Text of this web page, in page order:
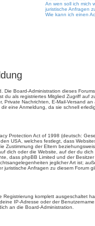
An wen soll ich mich
juristische Anfragen
Wie kann ich einen
Die Board-Administration dieses
du als registriertes Mitglied Zugriff auf
Private Nachrichten, E-Mail-Versand
eine Anmeldung, da sie schnell
Protection Act of 1998 (deutsch:
USA, welches festlegt, dass
Zustimmung der Eltern
dich oder die Website, auf der du
dass phpBB Limited und der
jeglicher Art ist;
juristische Anfragen zu diesem Forum
Registrierung komplett ausgeschaltet
IP-Adresse oder der
an die Board-Administration.